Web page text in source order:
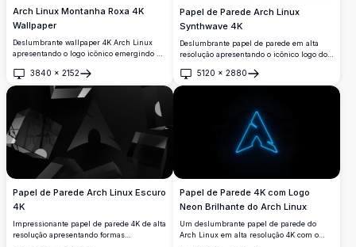
Arch Linux Montanha Roxa 4K
Wallpaper
Deslumbrante wallpaper 4K Arch Linux
apresentando o logo icônico emergindo de
roxa. Design monocromático violeta com
terreno orgânico fluido e profundidade
atmosférica, perfeito para telas desktop e
mobile que buscam estética minimalista
elegante.
3840 × 2152
Abrir
Papel de Parede Arch Linux
Synthwave 4K
Deslumbrante papel de parede em alta
resolução apresentando o icônico logo do
ciano. Uma silhueta se ergue diante de
grades neon geométricas e arquitetura
perfeita entre design retrô-futurista e
cultura de computação open-source.
5120 × 2880
Abrir
Papel de Parede Arch Linux Escuro
4K
Impressionante papel de parede 4K de alta
resolução apresentando formas
Papel de Parede 4K com Logo
Neon Brilhante do Arch Linux
Um deslumbrante papel de parede do
Arch Linux em alta resolução 4K com o